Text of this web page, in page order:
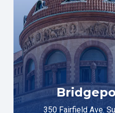
350 Fairfield Ave.